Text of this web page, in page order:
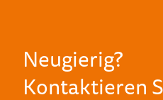
Neugierig?
Kontaktieren